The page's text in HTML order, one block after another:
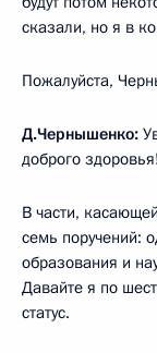
сказали, но я в
Пожалуйста,
Д.Чернышенко:
доброго здоровья!
В части,
семь поручений:
образования и
Давайте я по
статус.